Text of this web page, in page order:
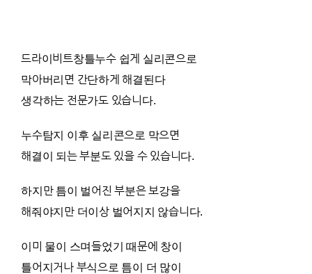
드라이비트창틀누수 쉽게 실리콘으로
막아버리면 간단하게 해결된다
생각하는 전문가도 있습니다.
누수탐지 이후 실리콘으로 막으면
해결이 되는 부분도 있을 수 있습니다.
하지만 틈이 벌어진 부분은 보강을
해줘야지만 더이상 벌어지지 않습니다.
이미 물이 스며들었기 때문에 창이
틀어지거나 부식으로 틈이 더 많이